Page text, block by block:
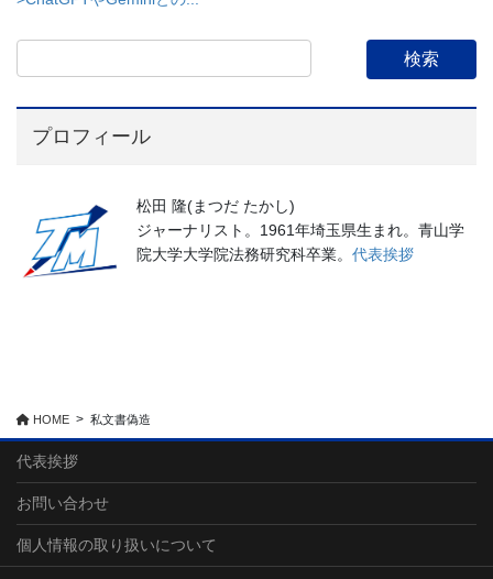
プロフィール
松田 隆(まつだ たかし)
ジャーナリスト。1961年埼玉県生まれ。青山学
院大学大学院法務研究科卒業。 代表挨拶
HOME 私文書偽造
代表挨拶
お問い合わせ
個人情報の取り扱いについて